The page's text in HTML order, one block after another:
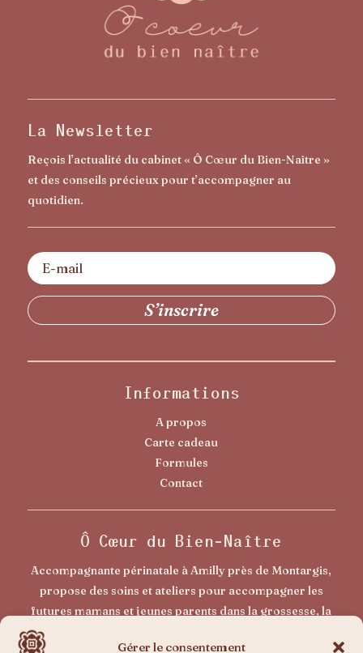
Gérer le consentement
La Newsletter
Reçois l’actualité du cabinet « Ô Cœur du Bien-Naître »
et des conseils précieux pour t’accompagner au
quotidien.
Informations
A propos
Carte cadeau
Formules
Contact
Ô Cœur du Bien-Naître
Accompagnante périnatale à Amilly près de Montargis,
propose des soins et ateliers pour accompagner les
futures mamans et jeunes parents dans la grossesse, la
naissance et le post-partum. Un accompagnement doux